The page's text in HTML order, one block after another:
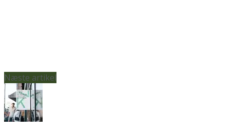
Næste artikel